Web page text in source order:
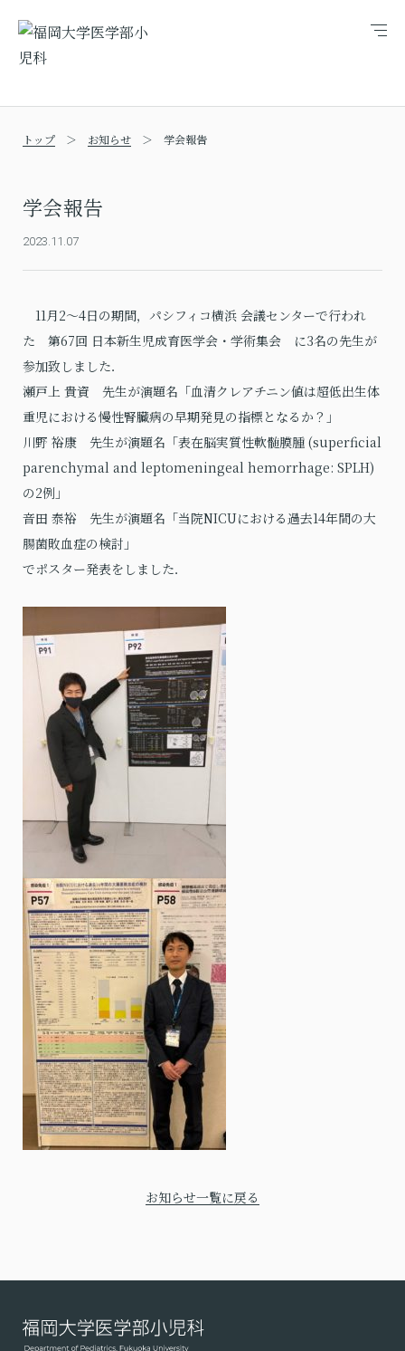
メ
トップ お知らせ 学会報告
学会報告
2023.11.07
11月2～4日の期間，パシフィコ横浜 会議センターで行われ
た 第67回 日本新生児成育医学会・学術集会 に3名の先生が
参加致しました．
瀬戸上 貴資 先生が演題名「血清クレアチニン値は超低出生体
重児における慢性腎臓病の早期発見の指標となるか？」
川野 裕康 先生が演題名「表在脳実質性軟髄膜腫 (superficial
parenchymal and leptomeningeal hemorrhage: SPLH)
の2例」
音田 泰裕 先生が演題名「当院NICUにおける過去14年間の大
腸菌敗血症の検討」
でポスター発表をしました．
お知らせ一覧に戻る